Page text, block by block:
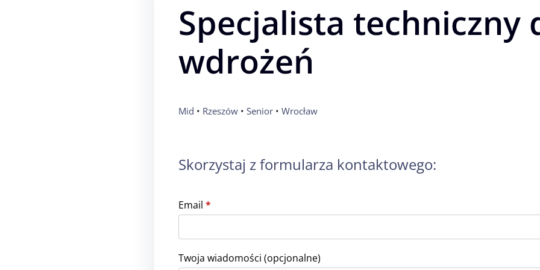
Specjalista techniczny
wdrożeń
Mid • Rzeszów • Senior • Wrocław
Skorzystaj z formularza kontaktowego:
Email *
Twoja wiadomości (opcjonalne)